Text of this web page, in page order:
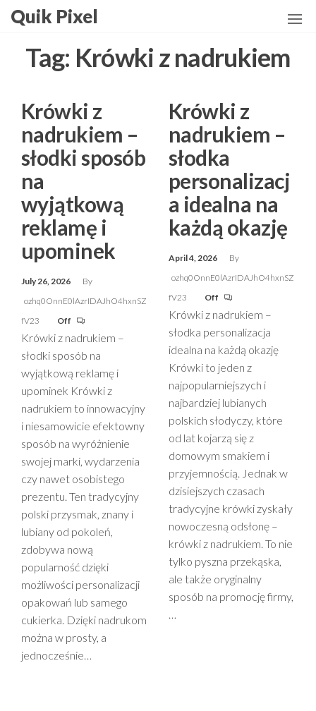
Skip
content
Quik Pixel
Tag: Krówki z nadrukiem
Krówki z
nadrukiem –
słodki sposób
na
wyjątkową
reklamę i
upominek
July 26, 2026
By
ozhq0OnnE0lAzrIDAJhO4hxnSZ
fV23
Off
Krówki z nadrukiem –
słodki sposób na
wyjątkową reklamę i
upominek Krówki z
nadrukiem to innowacyjny
i niesamowicie efektowny
sposób na wyróżnienie
swojej marki, wydarzenia
czy nawet osobistego
prezentu. Ten tradycyjny
polski przysmak, znany i
lubiany od pokoleń,
zdobywa nową
popularność dzięki
możliwości personalizacji
opakowań lub samego
cukierka. Dzięki nadrukom
można w prosty, a
jednocześnie…
Krówki z
nadrukiem –
słodka
personalizacj
a idealna na
każdą okazję
April 4, 2026
By
ozhq0OnnE0lAzrIDAJhO4hxnSZ
fV23
Off
Krówki z nadrukiem –
słodka personalizacja
idealna na każdą okazję
Krówki to jeden z
najpopularniejszych i
najbardziej lubianych
polskich słodyczy, które
od lat kojarzą się z
domowym smakiem i
przyjemnością. Jednak w
dzisiejszych czasach
tradycyjne krówki zyskały
nowoczesną odsłonę –
krówki z nadrukiem. To nie
tylko pyszna przekąska,
ale także oryginalny
sposób na promocję firmy,
…